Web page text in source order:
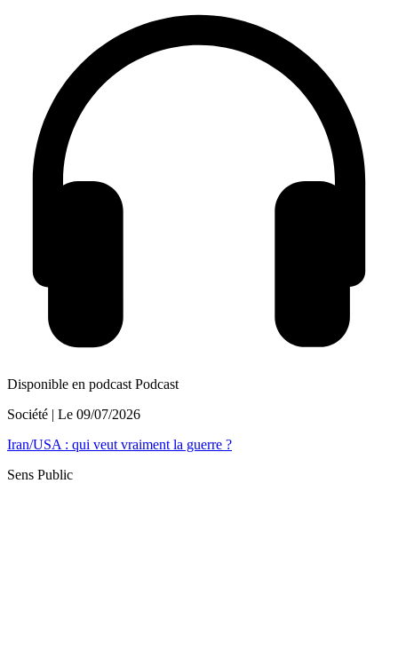
Disponible en podcast Podcast
Société | Le 09/07/2026
Iran/USA : qui veut vraiment la guerre ?
Sens Public